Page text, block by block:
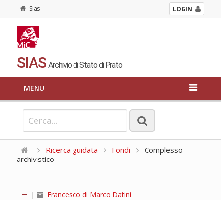
Sias LOGIN
SIAS Archivio di Stato di Prato
MENU
Ricerca guidata Fondi
Complesso
archivistico
| Francesco di Marco Datini